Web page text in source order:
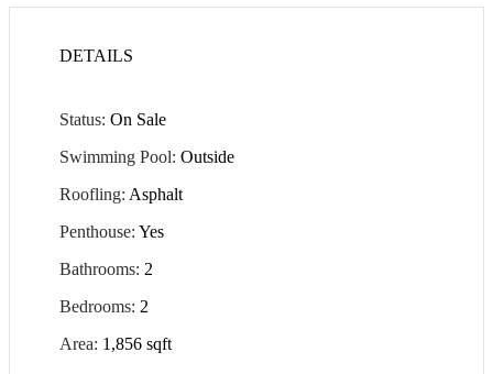
DETAILS
Status: On Sale
Swimming Pool: Outside
Roofling: Asphalt
Penthouse: Yes
Bathrooms: 2
Bedrooms: 2
Area: 1,856 sqft